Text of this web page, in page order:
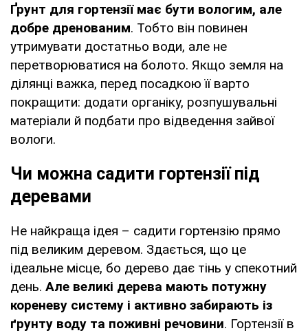
Ґрунт для гортензії має бути вологим, але
добре дренованим. Тобто він повинен
утримувати достатньо води, але не
перетворюватися на болото. Якщо земля на
ділянці важка, перед посадкою її варто
покращити: додати органіку, розпушувальні
матеріали й подбати про відведення зайвої
вологи.
Чи можна садити гортензії під
деревами
Не найкраща ідея – садити гортензію прямо
під великим деревом. Здається, що це
ідеальне місце, бо дерево дає тінь у спекотний
день. Але великі дерева мають потужну
кореневу систему і активно забирають із
ґрунту воду та поживні речовини. Гортензії в